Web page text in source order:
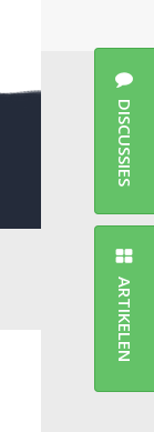
DISCUSSIES
ARTIKELEN